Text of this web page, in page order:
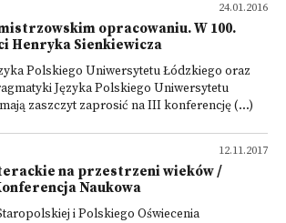
24.01.2016
opracowaniu. W 100.
Henryka Sienkiewicza
Polskiego Uniwersytetu Łódzkiego oraz
Języka Polskiego Uniwersytetu
zaszczyt zaprosić na III konferencję (...)
12.11.2017
na przestrzeni wieków /
Naukowa
i Polskiego Oświecenia